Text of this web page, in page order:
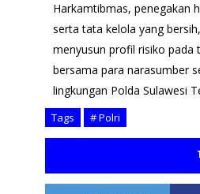
Harkamtibmas, penegakan
serta tata kelola yang
menyusun profil risiko pada
bersama para narasumber
lingkungan Polda Sulawesi
Tags # Polri